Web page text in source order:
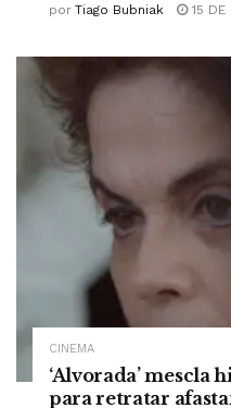
por Tiago Bubniak 15 DE
CINEMA
‘Alvorada’ mescla
para retratar